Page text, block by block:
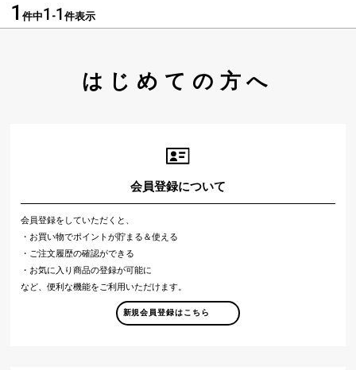
1 件中1 -1 件表示
はじめての方へ
会員登録について
会員登録をしていただくと、
・お買い物でポイントが貯まる＆使える
・ご注文履歴の確認ができる
・お気に入り商品の登録が可能に
など、便利な機能をご利用いただけます。
新規会員登録はこちら